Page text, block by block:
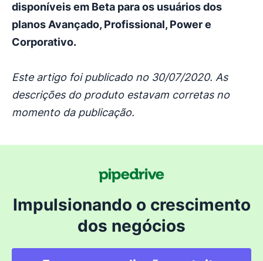
disponíveis em Beta para os usuários dos
planos Avançado, Profissional, Power e
Corporativo.
Este artigo foi publicado no 30/07/2020. As
descrições do produto estavam corretas no
momento da publicação.
Impulsionando o crescimento
dos negócios